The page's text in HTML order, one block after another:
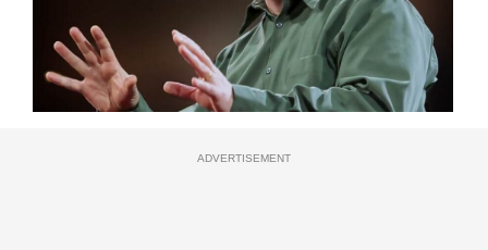
ADVERTISEMENT